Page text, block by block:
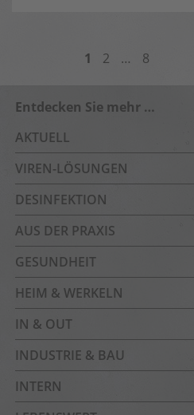
BEITRAGSNAVIGATION
1 2 … 8
Entdecken Sie mehr …
AKTUELL
VIREN-LÖSUNGEN
DESINFEKTION
AUS DER PRAXIS
GESUNDHEIT
HEIM & WERKELN
IN & OUT
INDUSTRIE & BAU
INTERN